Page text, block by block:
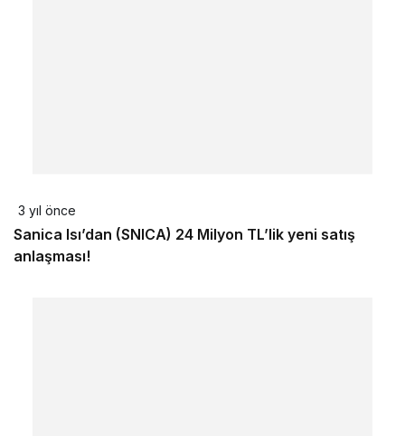
3 yıl önce
Sanica Isı’dan (SNICA) 24 Milyon TL’lik yeni satış
anlaşması!